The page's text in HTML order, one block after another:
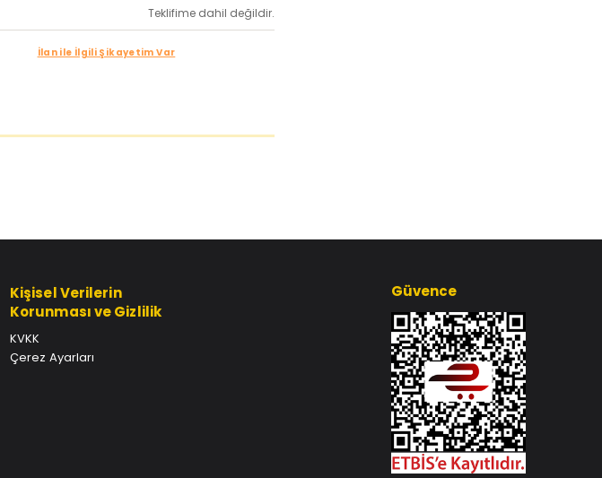
Teklifime dahil değildir.
İlan ile İlgili Şikayetim Var
Kişisel Verilerin
Korunması ve Gizlilik
KVKK
Çerez Ayarları
Güvence